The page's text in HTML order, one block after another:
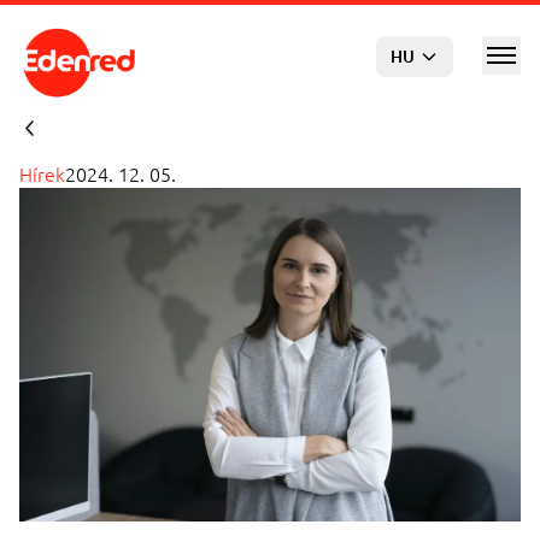
Ugrás a főtartalomra
HU
Hírek2024. 12. 05.